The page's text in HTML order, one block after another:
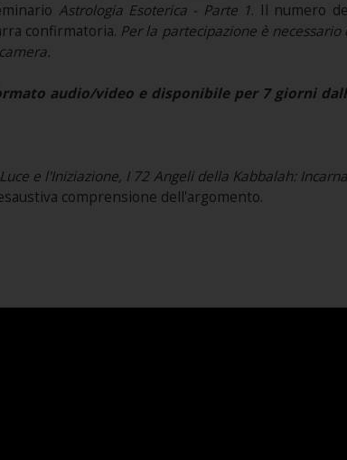
Astrologia Esoterica - Parte 1. Il numero
confirmatoria. Per la partecipazione è
audio/video e disponibile per 7 giorni
e l'Iniziazione, I 72 Angeli della Kabbalah:
comprensione dell'argomento.